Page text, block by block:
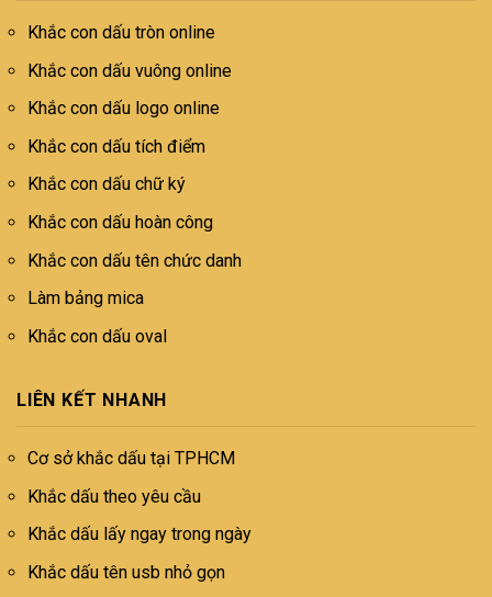
Khắc con dấu tròn online
Khắc con dấu vuông online
Khắc con dấu logo online
Khắc con dấu tích điểm
Khắc con dấu chữ ký
Khắc con dấu hoàn công
Khắc con dấu tên chức danh
Làm bảng mica
Khắc con dấu oval
LIÊN KẾT NHANH
Cơ sở khắc dấu tại TPHCM
Khắc dấu theo yêu cầu
Khắc dấu lấy ngay trong ngày
Khắc dấu tên usb nhỏ gọn